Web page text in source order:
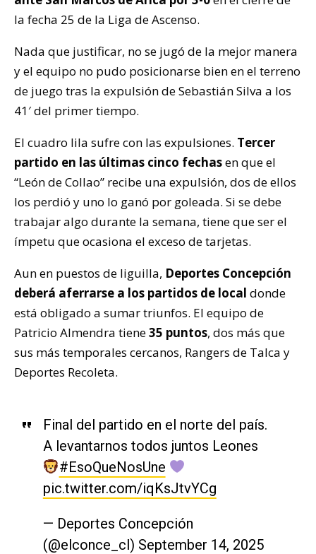
la fecha 25 de la Liga de Ascenso.
Nada que justificar, no se jugó de la mejor manera
y el equipo no pudo posicionarse bien en el terreno
de juego tras la expulsión de Sebastián Silva a los
41′ del primer tiempo.
El cuadro lila sufre con las expulsiones. Tercer
partido en las últimas cinco fechasen que el
“León de Collao” recibe una expulsión, dos de ellos
los perdió y uno lo ganó por goleada. Si se debe
trabajar algo durante la semana, tiene que ser el
ímpetu que ocasiona el exceso de tarjetas.
Aun en puestos de liguilla, Deportes Concepción
deberá aferrarse a los partidos de local donde
está obligado a sumar triunfos. El equipo de
Patricio Almendra tiene35 puntos, dos más que
sus más temporales cercanos, Rangers de Talca y
Deportes Recoleta.
Final del partido en el norte del país.
A levantarnos todos juntos Leones
#EsoQueNosUne
pic.twitter.com/iqKsJtvYCg
— Deportes Concepción
(@elconce_cl) September 14, 2025